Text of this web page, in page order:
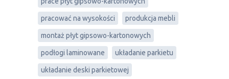
pracować na wysokości produkcja mebli
montaż płyt gipsowo-kartonowych
podłogi laminowane układanie parkietu
układanie deski parkietowej